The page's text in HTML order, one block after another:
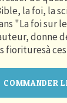
la foi, la
"La foi sur
donne
fiorituresà
COMMANDER